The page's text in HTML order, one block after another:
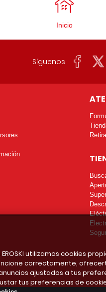
Inicio
Síguenos
EROSKI utilizamos cookies
correctamente,
ajustados a tus
tus preferencias de